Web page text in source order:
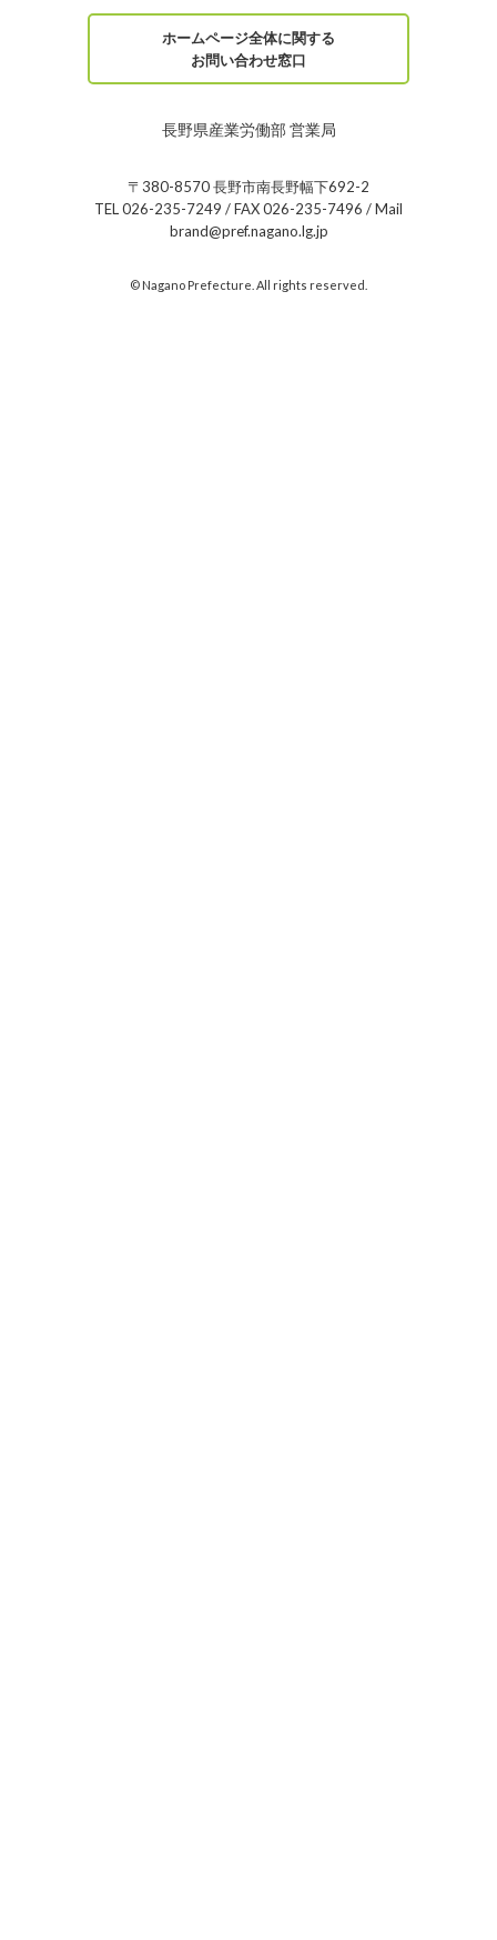
ホームページ全体に関する
お問い合わせ窓口
長野県産業労働部 営業局
〒380-8570 長野市南長野幅下692-2
TEL 026-235-7249 / FAX 026-235-7496 / Mail
brand@pref.nagano.lg.jp
© Nagano Prefecture. All rights reserved.